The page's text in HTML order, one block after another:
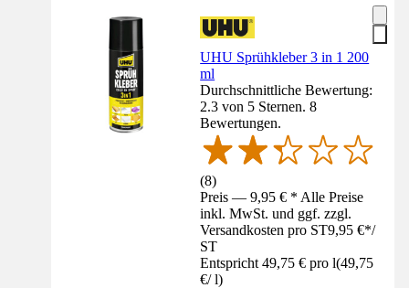
UHU Sprühkleber 3 in 1 200
ml
Durchschnittliche Bewertung:
2.3 von 5 Sternen. 8
Bewertungen.
(8)
Preis — 9,95 € * Alle Preise
inkl. MwSt. und ggf. zzgl.
Versandkosten pro ST9,95 €*/
ST
Entspricht 49,75 € pro l(49,75
€/ l)